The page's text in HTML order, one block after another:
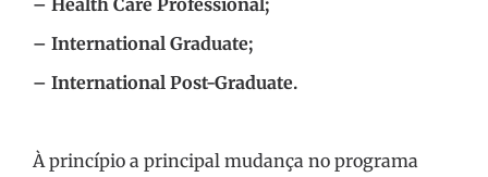
– Health Care Professional;
– International Graduate;
– International Post-Graduate.
À princípio a principal mudança no programa